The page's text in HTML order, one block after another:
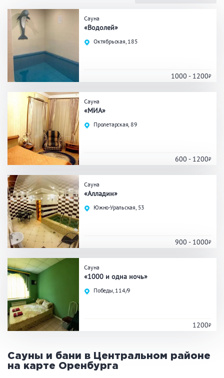
Загородный отдых
Праздник/Корпоратив
Вместимость
до 10 человек
от 20 человек
Банные услуги
Массаж
Кедровая бочка
СПА
Гидромассаж
Банный чан
Общие
Круглосуточно
Банный комплекс
Аква-зона
Джакузи
Сауна
«Водолей»
Октябрьская, 185
1000 - 1200
Сауна
«МИА»
Пролетарская, 89
600 - 1200
Сауна
«Алладин»
Южно-Уральская, 53
900 - 1000
Сауна
«1000 и одна ночь»
Победы, 114/9
1200
Сауны и бани в Центральном районе
на карте Оренбурга